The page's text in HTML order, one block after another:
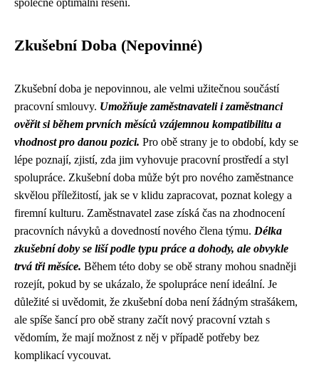
společně optimální řešení.
Zkušební Doba (Nepovinné)
Zkušební doba je nepovinnou, ale velmi užitečnou součástí
pracovní smlouvy. Umožňuje zaměstnavateli i zaměstnanci
ověřit si během prvních měsíců vzájemnou kompatibilitu a
vhodnost pro danou pozici. Pro obě strany je to období, kdy se
lépe poznají, zjistí, zda jim vyhovuje pracovní prostředí a styl
spolupráce. Zkušební doba může být pro nového zaměstnance
skvělou příležitostí, jak se v klidu zapracovat, poznat kolegy a
firemní kulturu. Zaměstnavatel zase získá čas na zhodnocení
pracovních návyků a dovedností nového člena týmu. Délka
zkušební doby se liší podle typu práce a dohody, ale obvykle
trvá tři měsíce. Během této doby se obě strany mohou snadněji
rozejít, pokud by se ukázalo, že spolupráce není ideální. Je
důležité si uvědomit, že zkušební doba není žádným strašákem,
ale spíše šancí pro obě strany začít nový pracovní vztah s
vědomím, že mají možnost z něj v případě potřeby bez
komplikací vycouvat.